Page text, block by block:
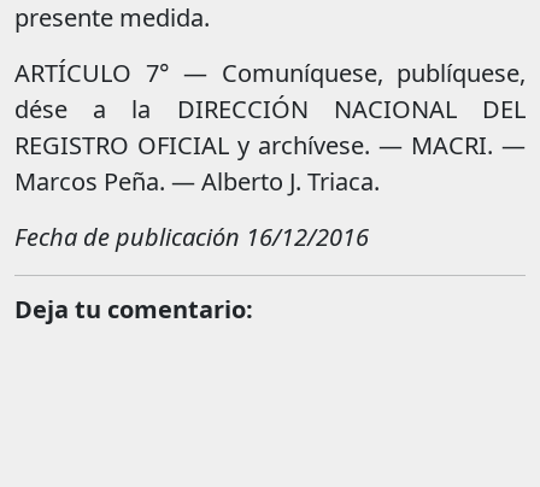
presente medida.
ARTÍCULO 7° — Comuníquese, publíquese,
dése a la DIRECCIÓN NACIONAL DEL
REGISTRO OFICIAL y archívese. — MACRI. —
Marcos Peña. — Alberto J. Triaca.
Fecha de publicación 16/12/2016
Deja tu comentario: